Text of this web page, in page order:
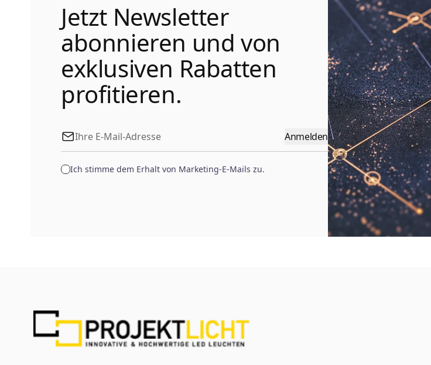
Jetzt Newsletter
abonnieren und von
exklusiven Rabatten
profitieren.
Anmelden
Ich stimme dem Erhalt von Marketing-E-Mails zu.